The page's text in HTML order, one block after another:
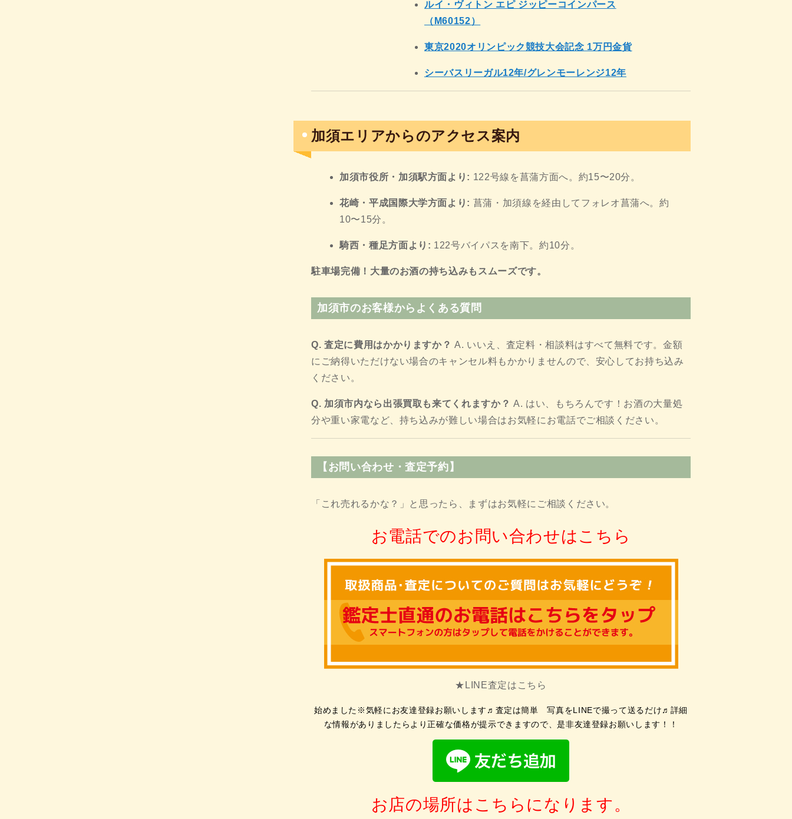
ルイ・ヴィトン エピ ジッピーコインパース
（M60152）
東京2020オリンピック競技大会記念 1万円金貨
シーバスリーガル12年/グレンモーレンジ12年
加須エリアからのアクセス案内
加須市役所・加須駅方面より: 122号線を菖蒲方面へ。約15〜20分。
花崎・平成国際大学方面より: 菖蒲・加須線を経由してフォレオ菖蒲へ。約
10〜15分。
騎西・種足方面より: 122号バイパスを南下。約10分。
駐車場完備！大量のお酒の持ち込みもスムーズです。
加須市のお客様からよくある質問
Q. 査定に費用はかかりますか？ A. いいえ、査定料・相談料はすべて無料です。金額
にご納得いただけない場合のキャンセル料もかかりませんので、安心してお持ち込み
ください。
Q. 加須市内なら出張買取も来てくれますか？ A. はい、もちろんです！お酒の大量処
分や重い家電など、持ち込みが難しい場合はお気軽にお電話でご相談ください。
【お問い合わせ・査定予約】
「これ売れるかな？」と思ったら、まずはお気軽にご相談ください。
お電話でのお問い合わせはこちら
★LINE査定はこちら
始めました※気軽にお友達登録お願いします♬査定は簡単 写真をLINEで撮って送るだけ♬詳細
な情報がありましたらより正確な価格が提示できますので、是非友達登録お願いします！！
お店の場所はこちらになります。